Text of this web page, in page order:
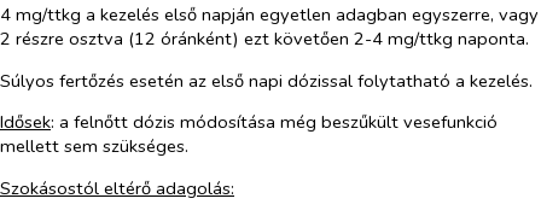
4 mg/ttkg a kezelés első napján egyetlen adagban egyszerre, vagy
2 részre osztva (12 óránként) ezt követően 2-4 mg/ttkg naponta.
Súlyos fertőzés esetén az első napi dózissal folytatható a kezelés.
Idősek: a felnőtt dózis módosítása még beszűkült vesefunkció
mellett sem szükséges.
Szokásostól eltérő adagolás: